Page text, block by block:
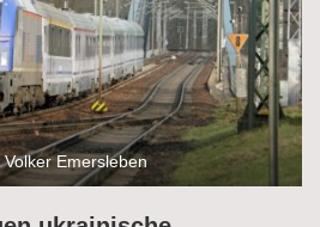
Emersleben